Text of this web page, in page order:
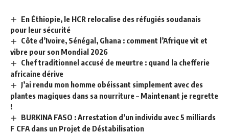
En Éthiopie, le HCR relocalise des réfugiés soudanais
pour leur sécurité
Côte d’Ivoire, Sénégal, Ghana : comment l’Afrique vit et
vibre pour son Mondial 2026
Chef traditionnel accusé de meurtre : quand la chefferie
africaine dérive
J’ai rendu mon homme obéissant simplement avec des
plantes magiques dans sa nourriture – Maintenant je regrette
!
BURKINA FASO : Arrestation d’un individu avec 5 milliards
F CFA dans un Projet de Déstabilisation